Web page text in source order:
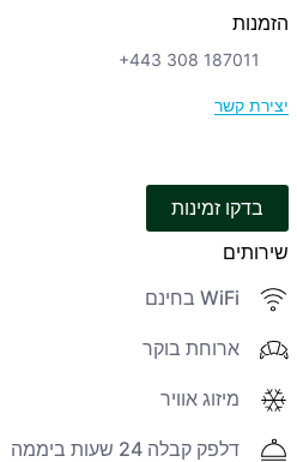
הזמנות
+443 308 187011
יצירת קשר
בדקו זמינות
שירותים
WiFi בחינם
ארוחת בוקר
מיזוג אוויר
דלפק קבלה 24 שעות ביממה